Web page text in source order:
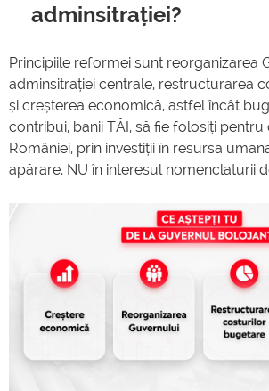
adminsitrației?
Principiile reformei sunt reorganizarea
adminsitrației centrale, restructurarea
și creșterea economică, astfel încât
contribui, banii TĂI, să fie folosiți pentru
României, prin investiții în resursa
apărare, NU în interesul nomenclaturii